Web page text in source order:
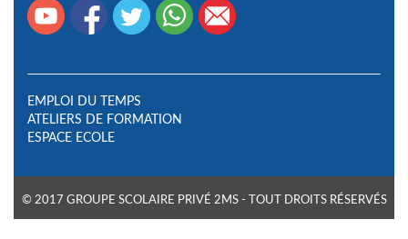
EMPLOI DU TEMPS
ATELIERS DE FORMATION
ESPACE ECOLE
© 2017 GROUPE SCOLAIRE PRIVÉ 2MS - TOUT DROITS RÉSERVÉS